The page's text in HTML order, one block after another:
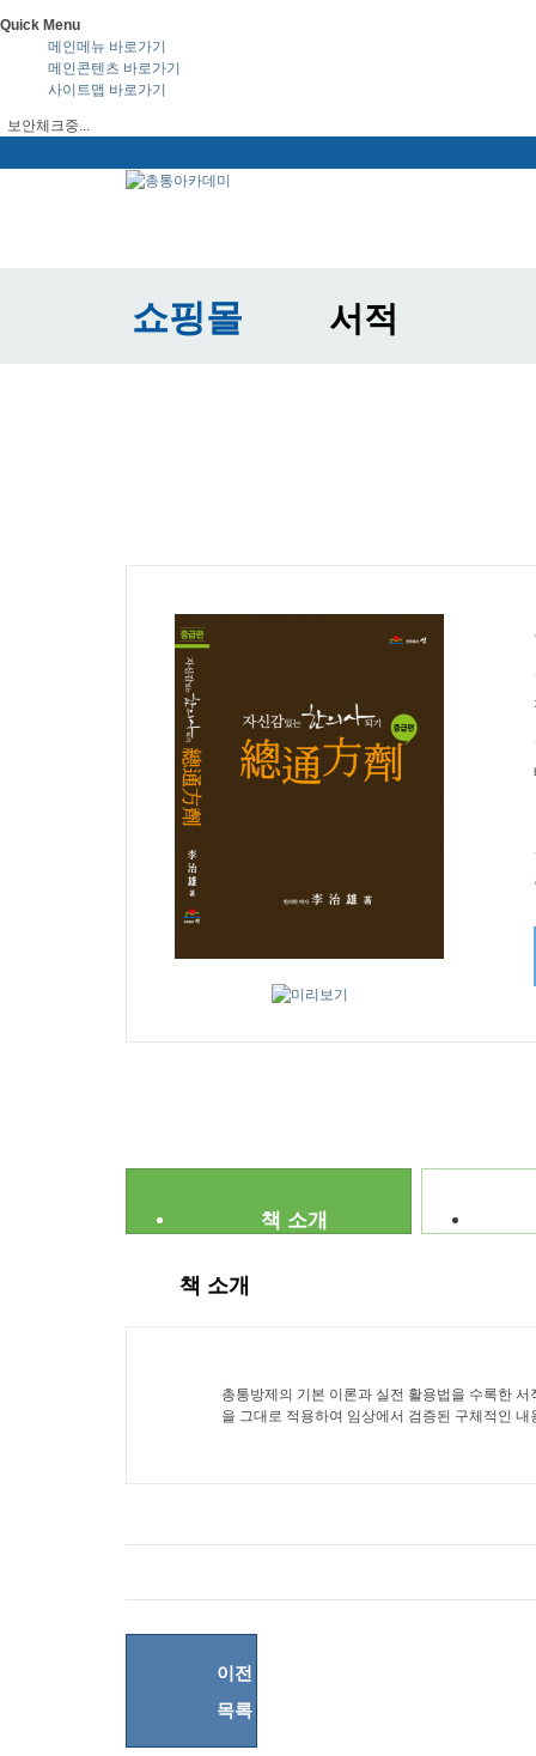
Quick Menu
메인메뉴 바로가기
메인콘텐츠 바로가기
사이트맵 바로가기
보안체크중...
쇼핑몰 서적
책 소개
책 소개
총통방제의 기본 이론과 실전 활용법을 수록한
을 그대로 적용하여 임상에서 검증된 구체적인
이전
목록